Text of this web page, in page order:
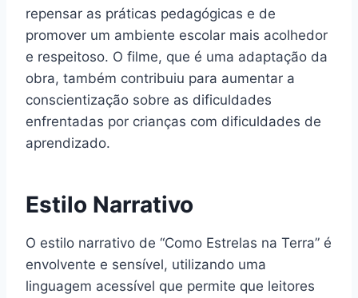
repensar as práticas pedagógicas e de
promover um ambiente escolar mais acolhedor
e respeitoso. O filme, que é uma adaptação da
obra, também contribuiu para aumentar a
conscientização sobre as dificuldades
enfrentadas por crianças com dificuldades de
aprendizado.
Estilo Narrativo
O estilo narrativo de “Como Estrelas na Terra” é
envolvente e sensível, utilizando uma
linguagem acessível que permite que leitores